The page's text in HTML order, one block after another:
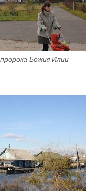
Божия Илии